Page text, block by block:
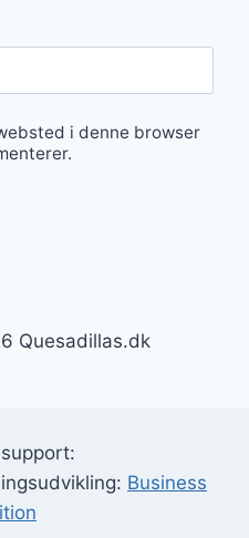
i denne browser
Quesadillas.dk
Business